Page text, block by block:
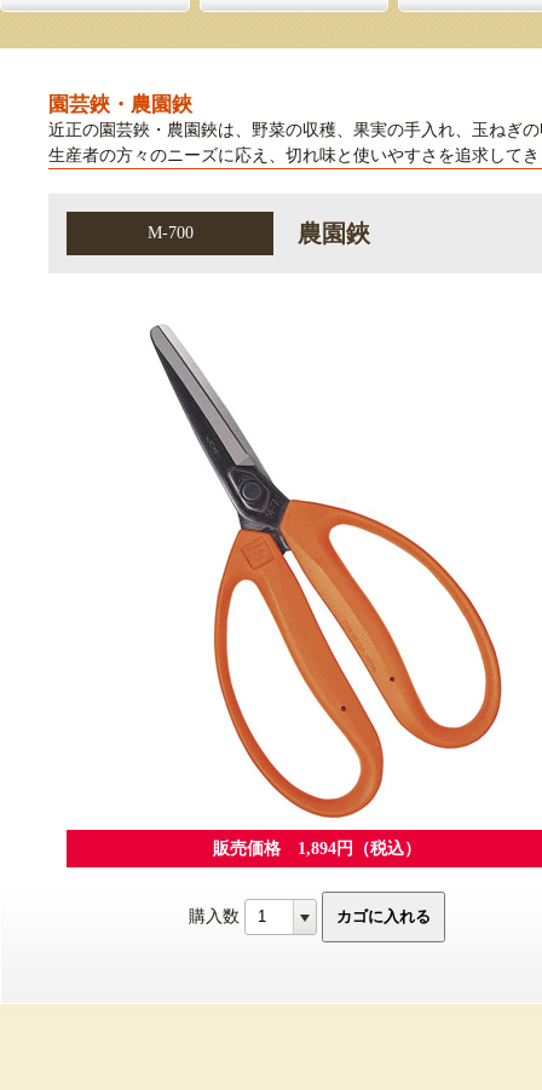
園芸鋏・農園鋏
近正の園芸鋏・農園鋏は、野菜の収穫、果実の手入れ、玉ねぎ
生産者の方々のニーズに応え、切れ味と使いやすさを追求して
M-700 農園鋏
販売価格 1,894円（税込）
購入数